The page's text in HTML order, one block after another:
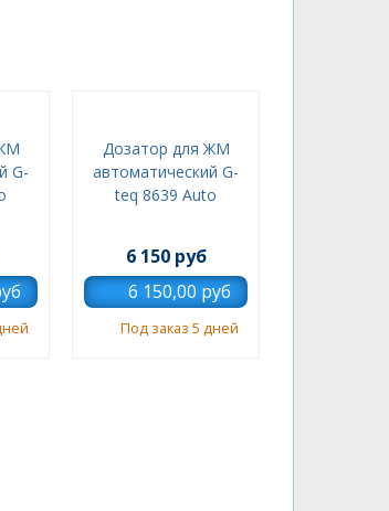
G-
Дозатор для ЖМ
автоматический G-
teq 8639 Auto
6 150 руб
Под заказ 5 дней